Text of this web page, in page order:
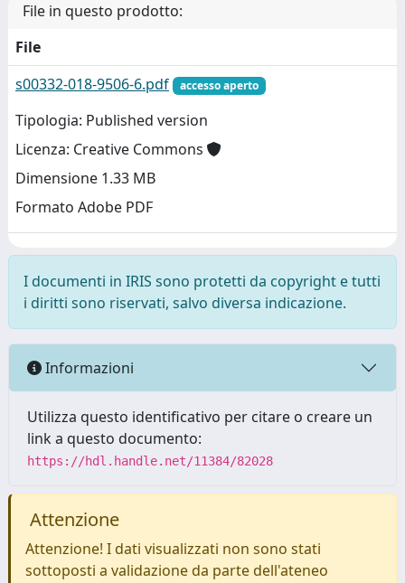
File in questo prodotto:
File
s00332-018-9506-6.pdf
accesso aperto
Tipologia: Published version
Licenza: Creative Commons
Dimensione 1.33 MB
Formato Adobe PDF
I documenti in IRIS sono protetti da copyright e tutti
i diritti sono riservati, salvo diversa indicazione.
Informazioni
Utilizza questo identificativo per citare o creare un
link a questo documento:
https://hdl.handle.net/11384/82028
Attenzione
Attenzione! I dati visualizzati non sono stati
sottoposti a validazione da parte dell'ateneo